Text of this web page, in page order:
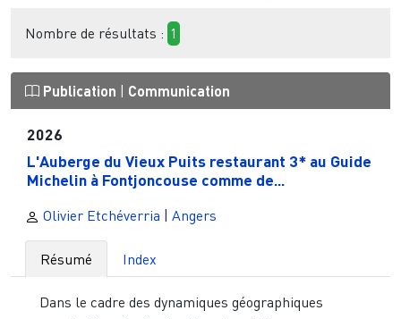
Nombre de résultats : 1
Publication Communication
2026
L'Auberge du Vieux Puits restaurant 3* au Guide
Michelin à Fontjoncouse comme de...
Olivier Etchéverria | Angers
Résumé Index
Dans le cadre des dynamiques géographiques